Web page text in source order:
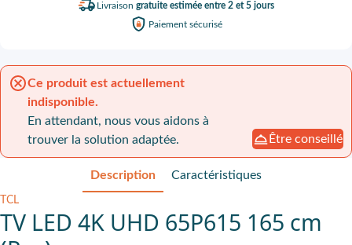
Livraison gratuite estimée entre 2 et 5 jours
Paiement sécurisé
Ce produit est actuellement
indisponible.
En attendant, nous vous aidons à
trouver la solution adaptée.
Être conseillé
Description Caractéristiques
TCL
TV LED 4K UHD 65P615 165 cm